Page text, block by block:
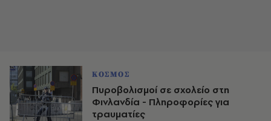
ΚΟΣΜΟΣ
Πυροβολισμοί σε σχολείο στη
Φινλανδία - Πληροφορίες για
τραυματίες